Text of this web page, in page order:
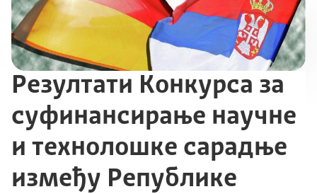
Резултати Koнкурса за
суфинансирање научне
и технолошке сарадње
између Републике